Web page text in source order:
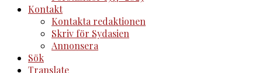
Kontakt
Kontakta redaktionen
Skriv för Sydasien
Annonsera
Sök
Translate